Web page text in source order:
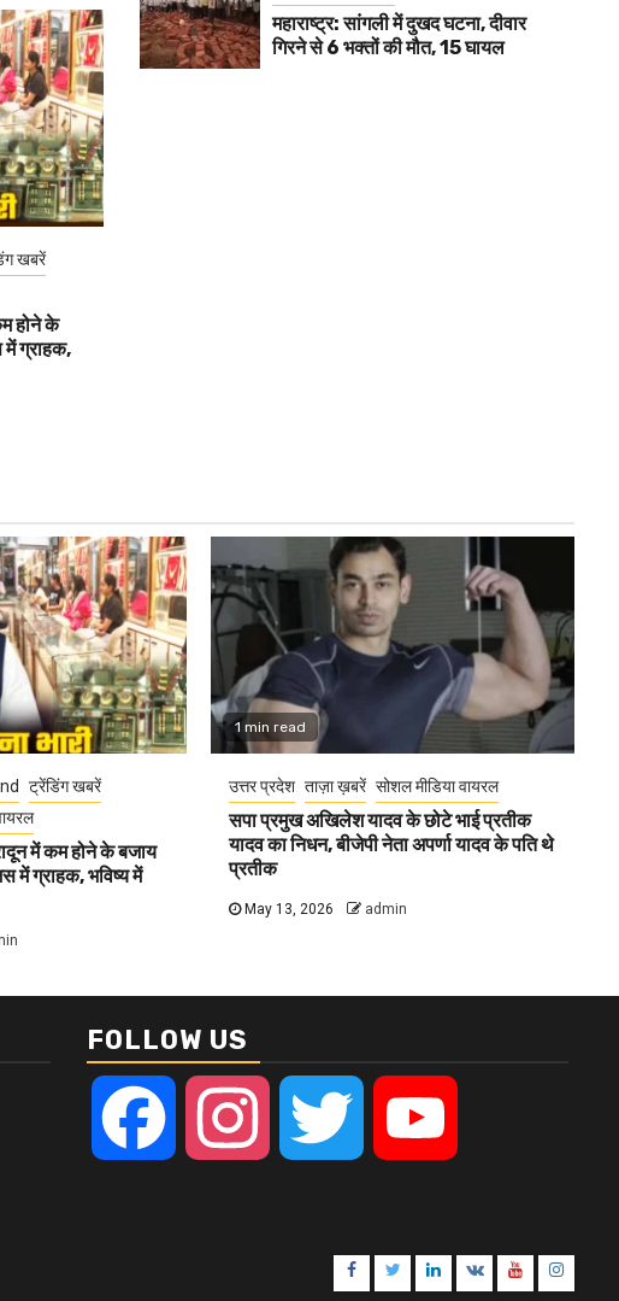
खबरें
होने के
ग्राहक,
महाराष्ट्र: सांगली में दुखद घटना, दीवार
गिरने से 6 भक्तों की मौत, 15 घायल
ट्रेंडिंग खबरें
में कम होने के बजाय
में ग्राहक, भविष्य में
1 min read
उत्तर प्रदेश ताज़ा ख़बरें सोशल मीडिया वायरल
सपा प्रमुख अखिलेश यादव के छोटे भाई प्रतीक
यादव का निधन, बीजेपी नेता अपर्णा यादव के पति थे
प्रतीक
May 13, 2026 admin
FOLLOW US
Facebook Instagram Twitter
Facebook
TwitterLinkedin
VK Youtube